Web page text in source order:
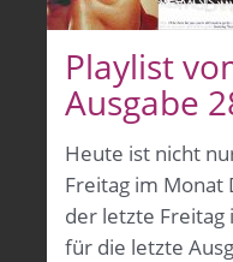
Playlist
Ausgabe
Heute ist nicht
Freitag im Monat
der letzte Freitag
für die letzte